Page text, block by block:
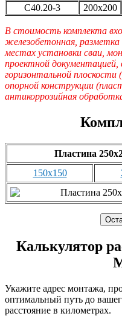
С40.20-3
200х200
В стоимость комплекта
железобетонная, разметка
местах установки сваи,
проектной документацией,
горизонтальной плоскости
опорной конструкции
антикоррозийная
Пластина
150х150
Калькулятор
Укажите адрес монтажа,
оптимальный путь до
расстояние в километрах.